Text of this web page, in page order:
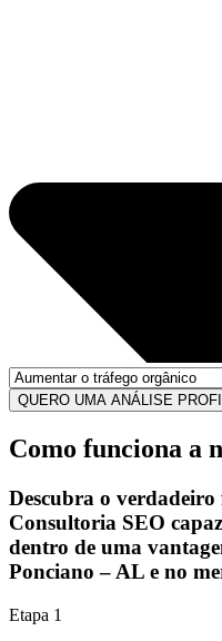
QUERO UMA ANÁLISE
Como funciona a
Descubra o
Consultoria SEO
dentro de uma
Ponciano – AL e no
Etapa 1